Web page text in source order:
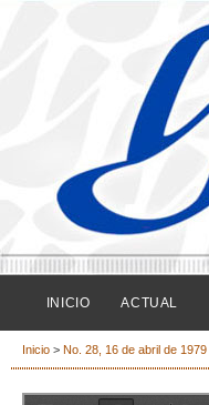
INICIO ACTUAL
Inicio > No. 28, 16 de abril de 1979